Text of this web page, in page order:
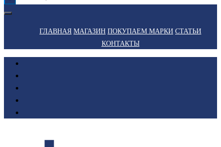
ГЛАВНАЯ МАГАЗИН ПОКУПАЕМ МАРКИ СТАТЬИ
КОНТАКТЫ